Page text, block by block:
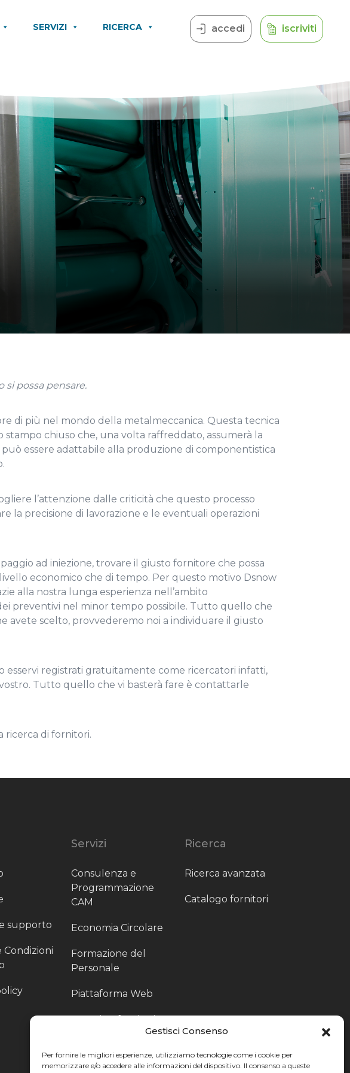
Gestisci Consenso
Per fornire le migliori esperienze, utilizziamo tecnologie come i cookie per
memorizzare e/o accedere alle informazioni del dispositivo. Il consenso a queste
SERVIZI RICERCA accedi iscriviti
possa pensare.
di più nel mondo della metalmeccanica. Questa tecnica
chiuso che, una volta raffreddato, assumerà la
essere adattabile alla produzione di componentistica
l’attenzione dalle criticità che questo processo
la precisione di lavorazione e le eventuali operazioni
ad iniezione, trovare il giusto fornitore che possa
economico che di tempo. Per questo motivo Dsnow
alla nostra lunga esperienza nell’ambito
preventivi nel minor tempo possibile. Tutto quello che
avete scelto, provvederemo noi a individuare il giusto
esservi registrati gratuitamente come ricercatori infatti,
Tutto quello che vi basterà fare è contattarle
ricerca di fornitori.
supporto
Condizioni
Servizi
Consulenza e
Programmazione
CAM
Economia Circolare
Formazione del
Personale
Piattaforma Web
Scouting fornitori
Particolari
Ricerca
Ricerca avanzata
Catalogo fornitori